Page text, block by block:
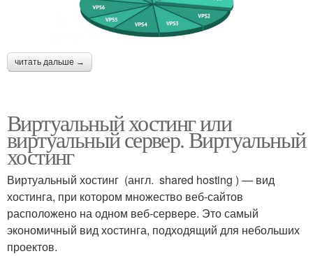
читать дальше →
Виртуальный хостинг или
виртуальный сервер. Виртуальный
хостинг
Виртуальный хостинг (англ. shared hosting ) — вид
хостинга, при котором множество веб-сайтов
расположено на одном веб-сервере. Это самый
экономичный вид хостинга, подходящий для небольших
проектов.